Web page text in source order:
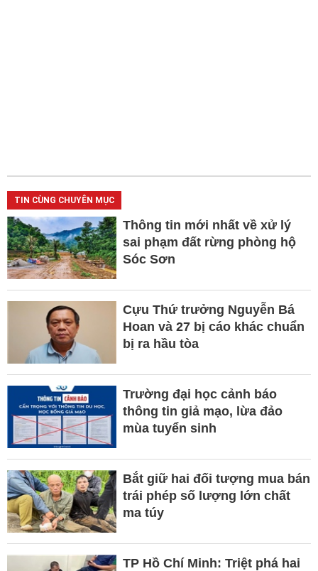
TIN CÙNG CHUYÊN MỤC
Thông tin mới nhất về xử lý
sai phạm đất rừng phòng hộ
Sóc Sơn
Cựu Thứ trưởng Nguyễn Bá
Hoan và 27 bị cáo khác chuẩn
bị ra hầu tòa
Trường đại học cảnh báo
thông tin giả mạo, lừa đảo
mùa tuyển sinh
Bắt giữ hai đối tượng mua bán
trái phép số lượng lớn chất
ma túy
TP Hồ Chí Minh: Triệt phá hai